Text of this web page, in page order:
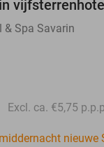
& Spa Savarin
Excl. ca. €5,75
nieuwe